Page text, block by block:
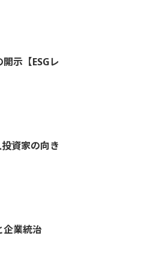
示【ESGレ
資家の向き
企業統治